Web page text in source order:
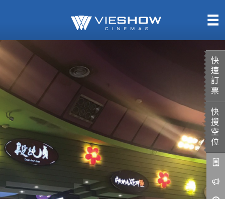
快
速
訂
票
快
搜
空
位
TITAN SCREEN
MUCROWN
IMAX
4DX
VR 演唱會
AD口述影像
影城餐飲
UNICORN